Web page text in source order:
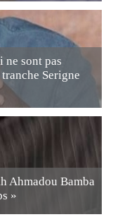
ne sont pas
Serigne
Ahmadou Bamba
»